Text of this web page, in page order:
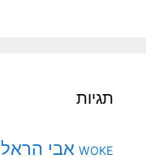
תגיות
WOKE אבי הראל